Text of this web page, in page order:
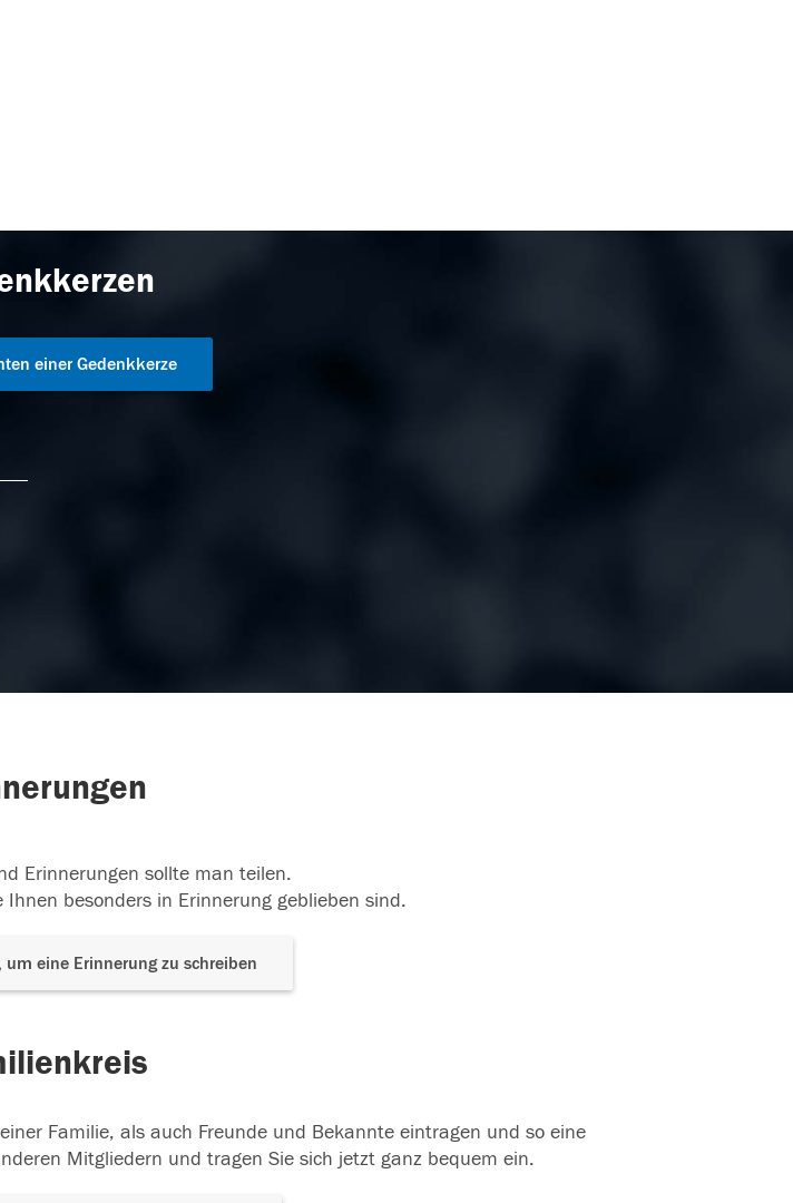
einer Gedenkkerze
Erinnerungen sollte man teilen.
besonders in Erinnerung geblieben sind.
eine Erinnerung zu schreiben
Familie, als auch Freunde und Bekannte eintragen und so eine
Mitgliedern und tragen Sie sich jetzt ganz bequem ein.